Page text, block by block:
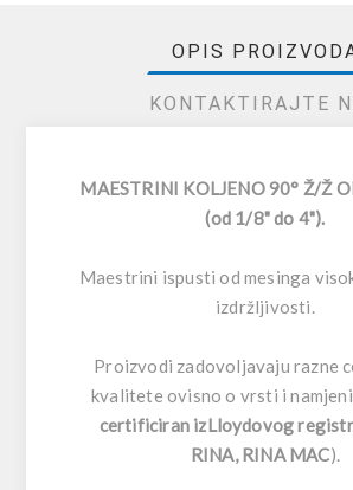
OPIS
KONTAKTIRAJTE
MAESTRINI KOLJENO 90° Ž/Ž
(od 1/8" do 4").
Maestrini ispusti od mesinga
izdržljivosti.
Proizvodi zadovoljavaju razne
kvalitete ovisno o vrsti i
certificiran izLloydovog
RINA, RINA MAC).